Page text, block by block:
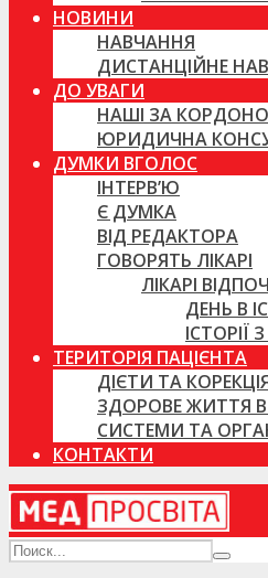
НОВИНИ
НАВЧАННЯ
ДИСТАНЦІЙНЕ
ДО УВАГИ
НАШІ ЗА
ЮРИДИЧНА
ДУМКИ ВГОЛОС
ІНТЕРВ’Ю
Є ДУМКА
ВІД РЕДАКТОРА
ГОВОРЯТЬ ЛІКАРІ
ЛІКАРІ
ДЕНЬ В
ІСТОРІЇ
ТЕРИТОРІЯ ПАЦІЄНТА
ДІЄТИ ТА
ЗДОРОВЕ ЖИТТЯ
СИСТЕМИ ТА
КОНТАКТИ